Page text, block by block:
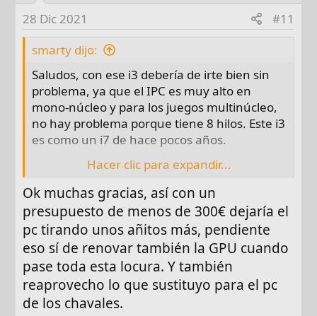
o
s
28 Dic 2021
#11
smarty dijo:
Saludos, con ese i3 debería de irte bien sin
problema, ya que el IPC es muy alto en
mono-núcleo y para los juegos multinúcleo,
no hay problema porque tiene 8 hilos. Este i3
es como un i7 de hace pocos años.
La ampliación que te recomiendo sería la
siguiente:
Procesador[84€]:Core I3-10100F 3,60 GHz
SKTLGA1200 6.00 MB - Caja de cartón( 8
núcleos virtuales y la mejor relación potencia
precio)
// Procesador alternativo
Hacer clic para expandir...
Ok muchas gracias, así con un
presupuesto de menos de 300€ dejaría el
pc tirando unos añitos más, pendiente
eso sí de renovar también la GPU cuando
pase toda esta locura. Y también
reaprovecho lo que sustituyo para el pc
de los chavales.